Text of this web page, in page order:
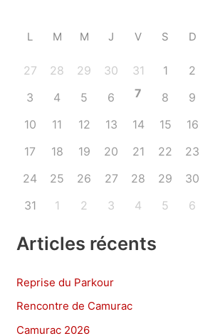
L M M J V S D
27 28 29 30 31 1
2
3
4 5 6 7 8
9
10
11 12 13 14 15
16
17
18 19 20 21 22
23
24
25 26 27 28 29
30
31
1 2 3 4 5 6
Articles récents
Reprise du Parkour
Rencontre de Camurac
Camurac 2026